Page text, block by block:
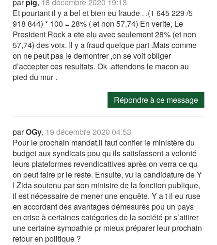
parpig, 18 décembre 2020 19:13
Et pourtant il y a bel et bien eu fraude . .(1 645 229 /5
918 844) * 100 = 28% ( et non 57,74) En verite, Le
President Rock a ete elu avec seulement 28% (et non
57,74) des voix. Il y a fraud quelque part .Mais comme
on ne peut pas le demontrer ,on se voit obliger
d’accepter ces resultats. Ok .attendons le macon au
pied du mur .
Répondre à ce message
parOGy, 19 décembre 2020 04:53
Pour le prochain mandat,il faut confier le ministère du
budget aux syndicats pou qu ils satisfassent a volonté
leurs plateformes revendicattives après on verra ce qu
on peut faire pr le reste. Ensuite, vu la candidature de Y
I Zida soutenu par son ministre de la fonction publique,
il est nécessaire de mener une enquête. Y a t il eu ruse
en accordant des avantages démesurés pou un pays
en crise à certaines catégories de la société pr s’attirer
une certaine sympathie pr mieux préparer leur prochain
retour en politique ?